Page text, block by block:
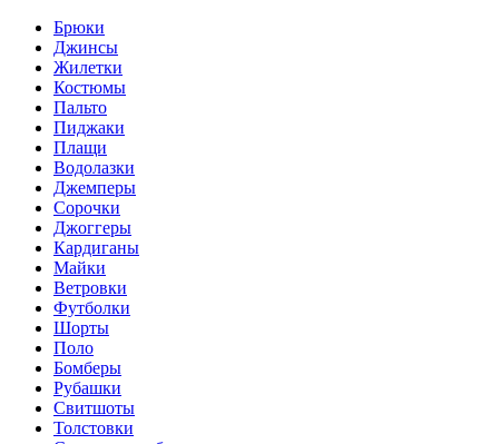
Брюки
Джинсы
Жилетки
Костюмы
Пальто
Пиджаки
Плащи
Водолазки
Джемперы
Сорочки
Джоггеры
Кардиганы
Майки
Ветровки
Футболки
Шорты
Поло
Бомберы
Рубашки
Свитшоты
Толстовки